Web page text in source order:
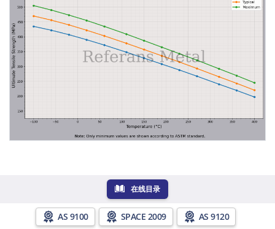
在线目录
AS 9100 SPACE 2009 AS 9120